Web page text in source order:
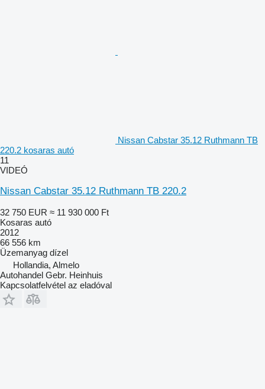
Nissan Cabstar 35.12 Ruthmann TB
220.2 kosaras autó
11
VIDEÓ
Nissan Cabstar 35.12 Ruthmann TB 220.2
32 750 EUR ≈ 11 930 000 Ft
Kosaras autó
2012
66 556 km
Üzemanyag dízel
Hollandia, Almelo
Autohandel Gebr. Heinhuis
Kapcsolatfelvétel az eladóval